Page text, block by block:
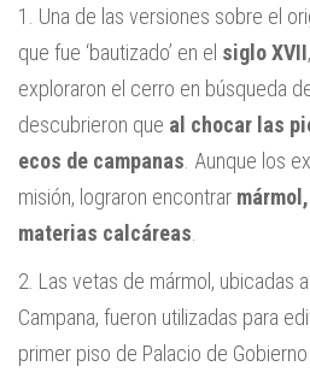
1. Una de las versiones sobre el
que fue ‘bautizado’ en el siglo XVII
exploraron el cerro en búsqueda
descubrieron que al chocar las
ecos de campanas . Aunque los
misión, lograron encontrar
materias calcáreas
2. Las vetas de mármol, ubicadas
Campana, fueron utilizadas para
primer piso de Palacio de